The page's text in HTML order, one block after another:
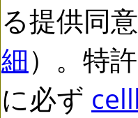
る提供同
細）。特
に必ず